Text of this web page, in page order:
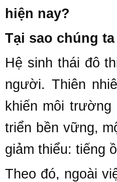
hiện nay?
Tại sao chúng
Hệ sinh thái đô
người. Thiên
khiến môi
triển bền vững,
giảm thiểu: tiếng
Theo đó, ngoài